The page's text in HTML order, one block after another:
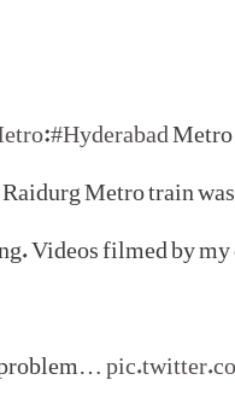
:#Hyderabad
Metro train
Videos filmed by